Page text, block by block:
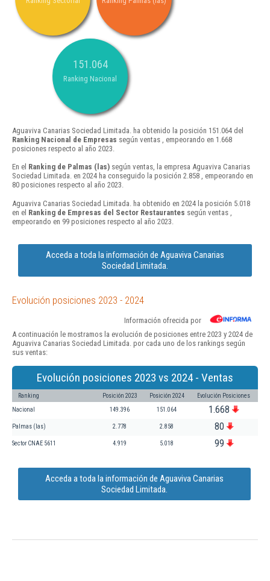
151.064
Ranking Nacional
Aguaviva Canarias Sociedad Limitada. ha obtenido la posición 151.064 del
Ranking Nacional de Empresas según ventas , empeorando en 1.668
posiciones respecto al año 2023.
En el Ranking de Palmas (las) según ventas, la empresa Aguaviva Canarias
Sociedad Limitada. en 2024 ha conseguido la posición 2.858 , empeorando en
80 posiciones respecto al año 2023.
Aguaviva Canarias Sociedad Limitada. ha obtenido en 2024 la posición 5.018
en el Ranking de Empresas del Sector Restaurantes según ventas ,
empeorando en 99 posiciones respecto al año 2023.
Acceda a toda la información de Aguaviva Canarias
Sociedad Limitada.
Evolución posiciones 2023 - 2024
Información ofrecida por
A continuación le mostramos la evolución de posiciones entre 2023 y 2024 de
Aguaviva Canarias Sociedad Limitada. por cada uno de los rankings según
sus ventas:
Evolución posiciones 2023 vs 2024 - Ventas
Ranking Posición 2023 Posición 2024 Evolución Posiciones
Nacional 149.396 151.064 1.668
Palmas (las) 2.778 2.858 80
Sector CNAE 5611 4.919 5.018 99
Acceda a toda la información de Aguaviva Canarias
Sociedad Limitada.